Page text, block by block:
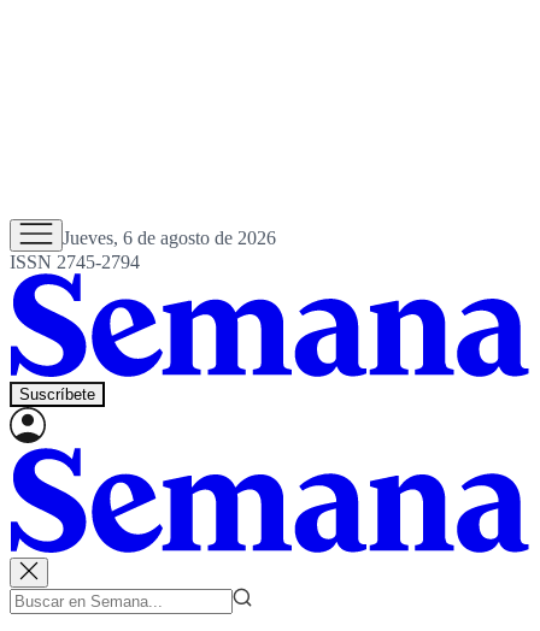
Jueves, 6 de agosto de 2026
ISSN 2745-2794
Suscríbete